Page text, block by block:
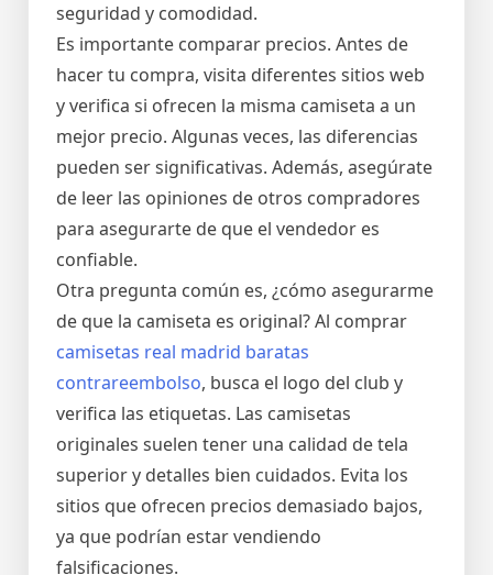
seguridad y comodidad.
Es importante comparar precios. Antes de
hacer tu compra, visita diferentes sitios web
y verifica si ofrecen la misma camiseta a un
mejor precio. Algunas veces, las diferencias
pueden ser significativas. Además, asegúrate
de leer las opiniones de otros compradores
para asegurarte de que el vendedor es
confiable.
Otra pregunta común es, ¿cómo asegurarme
de que la camiseta es original? Al comprar
camisetas real madrid baratas
contrareembolso, busca el logo del club y
verifica las etiquetas. Las camisetas
originales suelen tener una calidad de tela
superior y detalles bien cuidados. Evita los
sitios que ofrecen precios demasiado bajos,
ya que podrían estar vendiendo
falsificaciones.